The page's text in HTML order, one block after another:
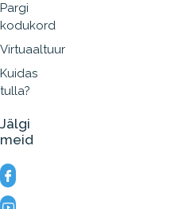
Pargi
kodukord
Virtuaaltuur
Kuidas
tulla?
Jälgi
meid